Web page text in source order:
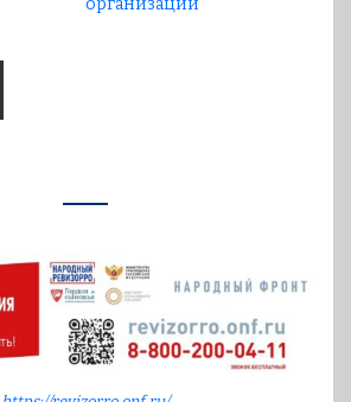
организации"